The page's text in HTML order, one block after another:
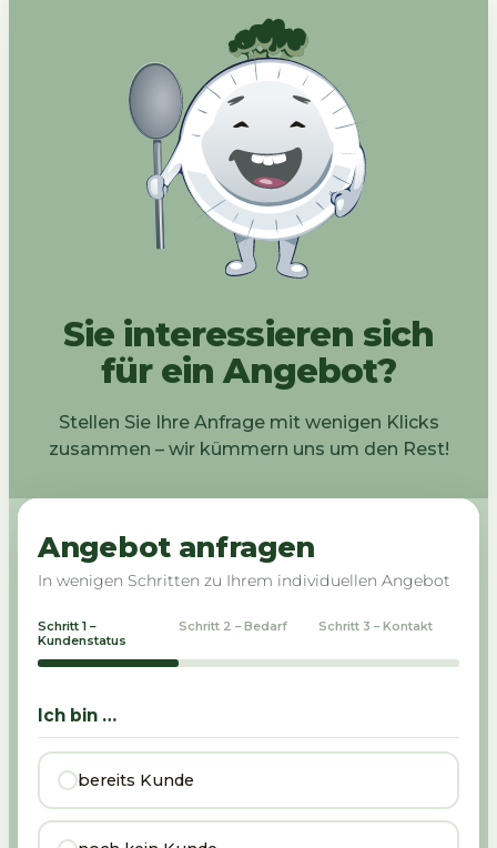
Sie interessieren sich
für ein Angebot?
Stellen Sie Ihre Anfrage mit wenigen Klicks
zusammen – wir kümmern uns um den Rest!
Angebot anfragen
In wenigen Schritten zu Ihrem individuellen Angebot
Schritt 1 –
Kundenstatus
Schritt 2 – Bedarf Schritt 3 – Kontakt
Ich bin …
bereits Kunde